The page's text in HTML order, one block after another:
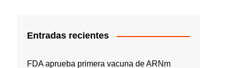
Entradas recientes
FDA aprueba primera vacuna de ARNm